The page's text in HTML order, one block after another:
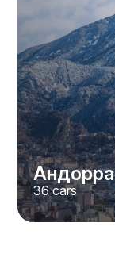
Андорра
36cars